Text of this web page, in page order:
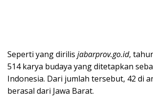
Seperti yang dirilis jabarprov.go.id,
514 karya budaya yang ditetapkan
Indonesia. Dari jumlah tersebut, 42 di
berasal dari Jawa Barat.